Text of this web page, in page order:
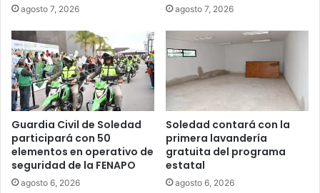
agosto 7, 2026 agosto 7, 2026
Guardia Civil de Soledad
participará con 50
elementos en operativo de
seguridad de la FENAPO
agosto 6, 2026
Soledad contará con la
primera lavandería
gratuita del programa
estatal
agosto 6, 2026